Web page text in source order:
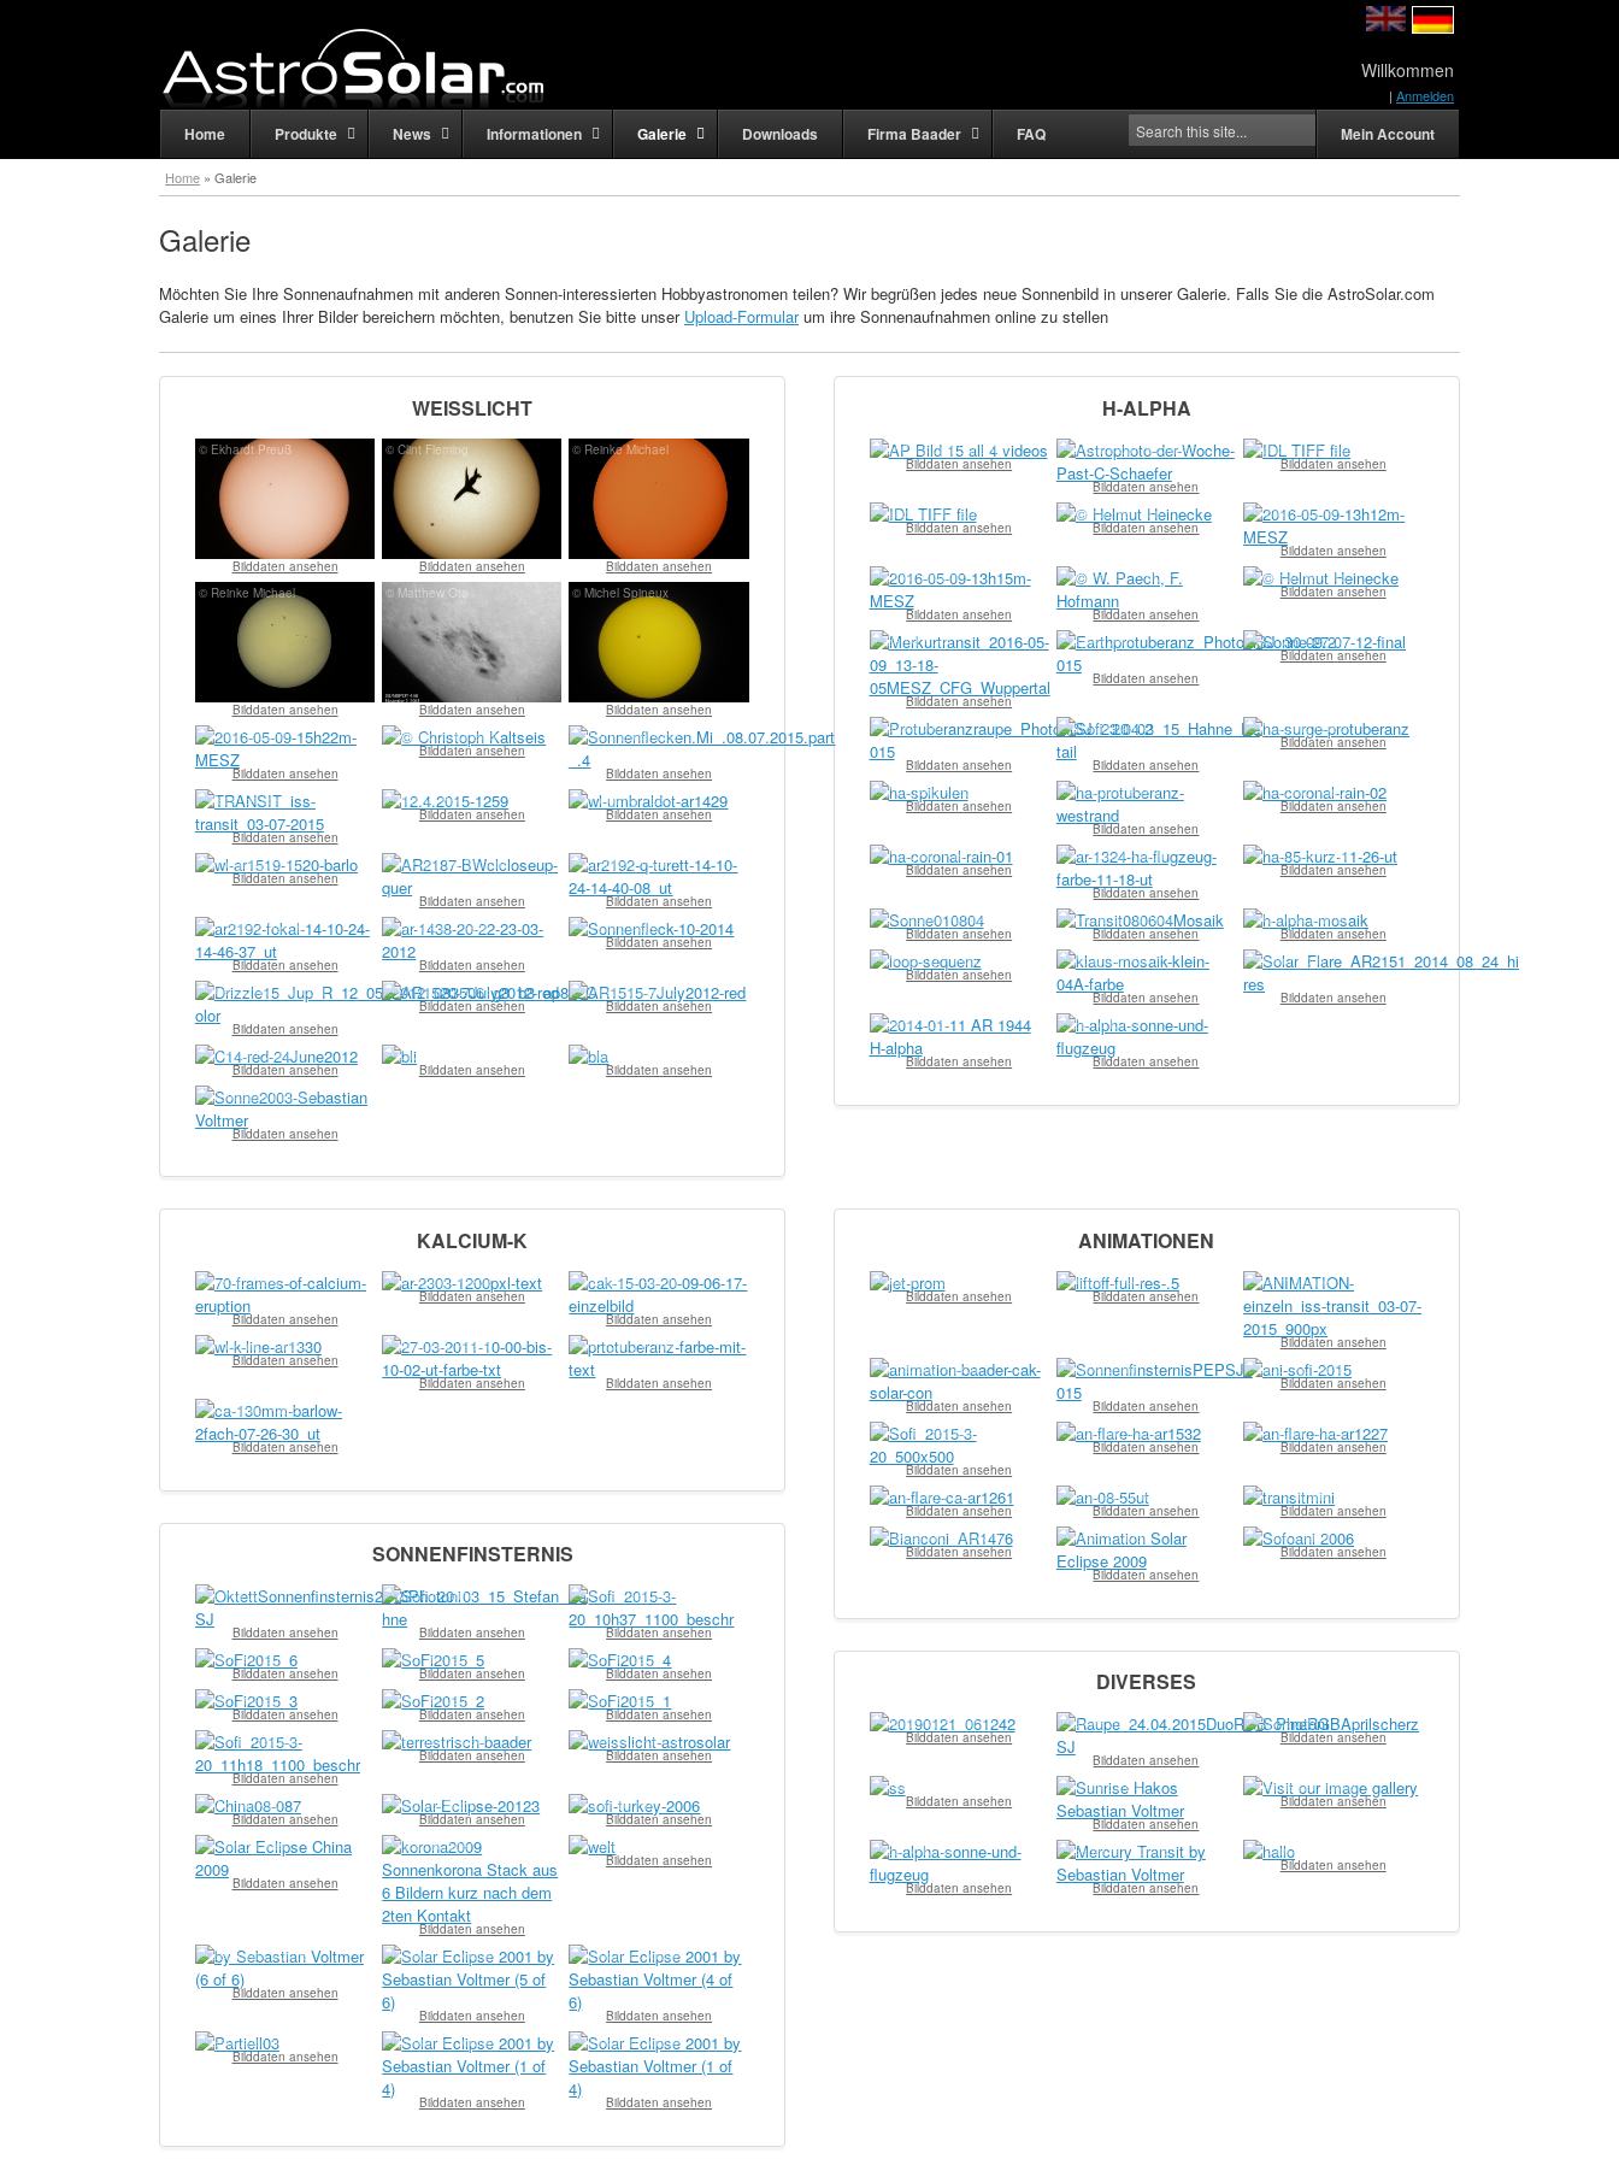
Willkommen
| Anmelden
Home Produkte News Informationen Galerie Downloads Firma Baader FAQ Mein Account
Home » Galerie
Galerie
Möchten Sie Ihre Sonnenaufnahmen mit anderen Sonnen-interessierten Hobbyastronomen teilen? Wir begrüßen jedes neue Sonnenbild in unserer Galerie. Falls Sie die AstroSolar.com
Galerie um eines Ihrer Bilder bereichern möchten, benutzen Sie bitte unser Upload-Formularum ihre Sonnenaufnahmen online zu stellen
WEISSLICHT
© Ekhardt Preuß
Bilddaten ansehen
© Clint Fleming
Bilddaten ansehen
© Reinke Michael
Bilddaten ansehen
© Reinke Michael
Bilddaten ansehen
© Matthew Ota
Bilddaten ansehen
© Michel Spineux
Bilddaten ansehen
© Thilo Schramm
Bilddaten ansehen
© Christoph Kaltseis
Bilddaten ansehen
© Pierre Bullerkotte
Bilddaten ansehen
© Team Baader
Bilddaten ansehen
© Markus Beer
Bilddaten ansehen
© Wolfgang Paech
Bilddaten ansehen
© Wolfgang Paech
Bilddaten ansehen
© Alessandro Bianconi
Bilddaten ansehen
© Wolfgang Paech
Bilddaten ansehen
© Wolfgang Paech
Bilddaten ansehen
© Wolfgang Paech
Bilddaten ansehen
© Team Baader
Bilddaten ansehen
© Alessandro Bianconi
Bilddaten ansehen
© Christian Viladrich
Bilddaten ansehen
© Christian Viladrich
Bilddaten ansehen
© Christian Viladrich
Bilddaten ansehen
© Olivier Grattepanche
Bilddaten ansehen
© Olivier Grattepanche
Bilddaten ansehen
© Sebastian Voltmer
Bilddaten ansehen
H-ALPHA
© Dr Christoph Schaefer
Bilddaten ansehen
© Dr Christoph Schaefer
Bilddaten ansehen
© allhoest allhoest
Bilddaten ansehen
© allhoest allhoest
Bilddaten ansehen
© Helmut Heinicke
Bilddaten ansehen
© Thilo Schramm
Bilddaten ansehen
© Thilo Schramm
Bilddaten ansehen
© W. Paech, F. Hofmann
Bilddaten ansehen
© Helmut Heinicke
Bilddaten ansehen
© Bernd Koch
Bilddaten ansehen
© Sylvia John
Bilddaten ansehen
© Kai v. Schauroth
Bilddaten ansehen
© Sylvia John
Bilddaten ansehen
© Stefan Hahne
Bilddaten ansehen
© Wolfgang Paech
Bilddaten ansehen
© Wolfgang Paech
Bilddaten ansehen
© Wolfgang Paech
Bilddaten ansehen
© Wolfgang Paech
Bilddaten ansehen
© Wolfgang Paech
Bilddaten ansehen
© Wolfgang Paech
Bilddaten ansehen
© Wolfgang Paech
Bilddaten ansehen
© Sebastian Voltmer
Bilddaten ansehen
© Sebastian Voltmer
Bilddaten ansehen
© Andreas Murner
Bilddaten ansehen
© Wolfgang Paech
Bilddaten ansehen
© Wolfgang Paech
Bilddaten ansehen
© Bernd Koch
Bilddaten ansehen
© Bernd Koch
Bilddaten ansehen
© Bernd Koch
Bilddaten ansehen
KALCIUM-K
© Apollo Lasky
Bilddaten ansehen
© Wolfgang Paech
Bilddaten ansehen
© Wolfgang Paech
Bilddaten ansehen
© Wolfgang Paech
Bilddaten ansehen
© Wolfgang Paech
Bilddaten ansehen
© Wolfgang Paech
Bilddaten ansehen
© Wolfgang Paech
Bilddaten ansehen
ANIMATIONEN
© Apollo Lasky
Bilddaten ansehen
© Apollo Lasky
Bilddaten ansehen
© Team Baader
Bilddaten ansehen
© Wolfgang Paech
Bilddaten ansehen
© Sylvia John
Bilddaten ansehen
© Dipl.-Ing. Franz Hofmann
Bilddaten ansehen
© Helmut Heinicke
Bilddaten ansehen
© Wolfgang Paech
Bilddaten ansehen
© Wolfgang Paech
Bilddaten ansehen
© Wolfgang Paech
Bilddaten ansehen
© Wolfgang Paech
Bilddaten ansehen
© Team Baader
Bilddaten ansehen
© Alessandro Bianconi
Bilddaten ansehen
© Team Baader
Bilddaten ansehen
© Team Baader
Bilddaten ansehen
SONNENFINSTERNIS
© Sylvia John
Bilddaten ansehen
© Stefan Hahne
Bilddaten ansehen
© Helmut Heinicke
Bilddaten ansehen
© Michael Deger
Bilddaten ansehen
© Michael Deger
Bilddaten ansehen
© Michael Deger
Bilddaten ansehen
© Michael Deger
Bilddaten ansehen
© Michael Deger
Bilddaten ansehen
© Michael Deger
Bilddaten ansehen
© Helmut Heinicke
Bilddaten ansehen
© Wolfgang Paech
Bilddaten ansehen
© Wolfgang Paech
Bilddaten ansehen
© Michael Risch
Bilddaten ansehen
© Michael Risch
Bilddaten ansehen
© Team Baader
Bilddaten ansehen
© Team Baader
Bilddaten ansehen
© Team Baader
Bilddaten ansehen
© Team Baader
Bilddaten ansehen
© Sebastian Voltmer
Bilddaten ansehen
© Sebastian Voltmer
Bilddaten ansehen
© Sebastian Voltmer
Bilddaten ansehen
© Sebastian Voltmer
Bilddaten ansehen
© Sebastian Voltmer
Bilddaten ansehen
© Sebastian Voltmer
Bilddaten ansehen
DIVERSES
© Waldemar Schochin
Bilddaten ansehen
© Sylvia John
Bilddaten ansehen
© Sylvia John
Bilddaten ansehen
© Robert Kurek
Bilddaten ansehen
© Team Baader
Bilddaten ansehen
© Sebastian Voltmer
Bilddaten ansehen
© Bernd Koch
Bilddaten ansehen
© Sebastian Voltmer
Bilddaten ansehen
© Team Baader
Bilddaten ansehen